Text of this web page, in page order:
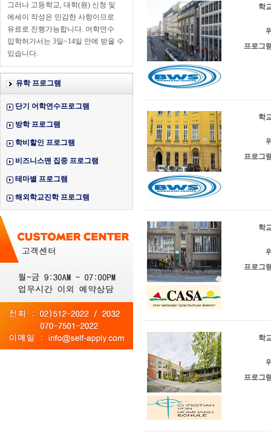
그러나 고등학교, 대학(원) 신청 및
에세이 작성은 민감한 사항이므로
유료로 진행가능합니다. 어학연수
입학허가서는 3일~14일 안에 받을 수
있습니다.
유학 프로그램
단기 어학연수프로그램
방학 프로그램
학비할인 프로그램
비즈니스맨 집중 프로그램
테마별 프로그램
해외학교진학 프로그램
학
프로그
학
프로그
학
프로그
학
프로그